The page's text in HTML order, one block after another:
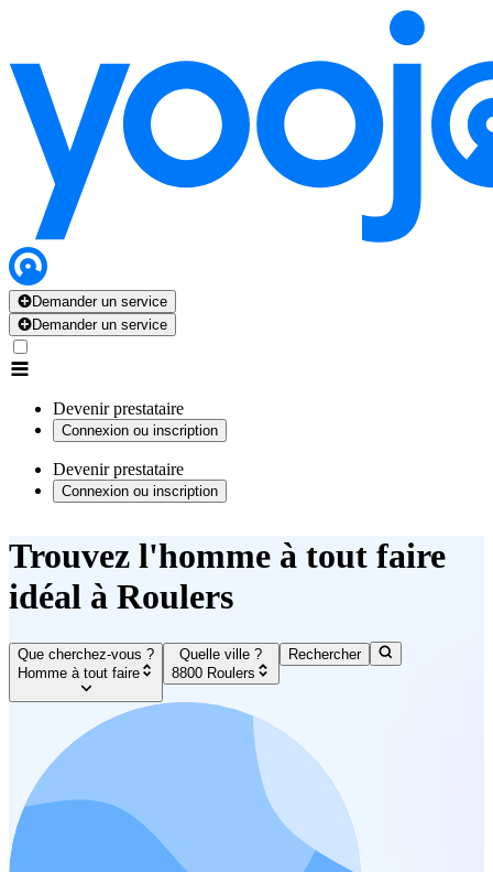
Demander un service
Demander un service
Devenir prestataire
Connexion ou inscription
Devenir prestataire
Connexion ou inscription
Trouvez l'homme à tout faire
idéal à Roulers
Que cherchez-vous ?
Homme à tout faire
Quelle ville ?
8800 Roulers
Rechercher